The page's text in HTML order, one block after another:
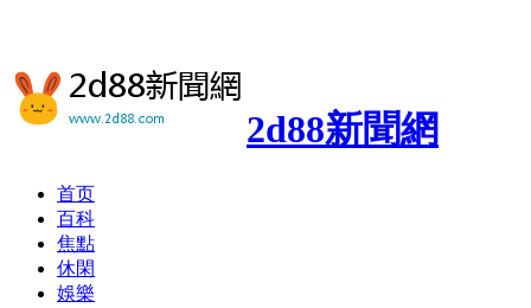
2d88新聞網
首页
百科
焦點
休閑
娛樂